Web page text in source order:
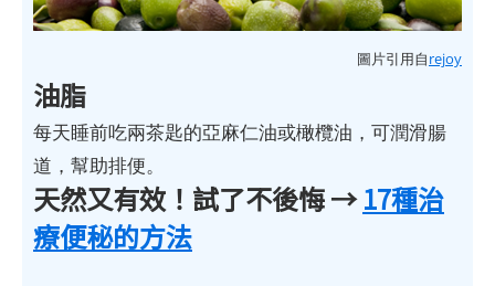
圖片引用自rejoy
油脂
每天睡前吃兩茶匙的亞麻仁油或橄欖油，可潤滑腸
道，幫助排便。
天然又有效！試了不後悔 →17種治
療便秘的方法